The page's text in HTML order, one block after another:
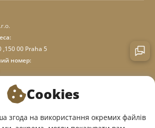
,150 00 Praha 5
номер:
Cookies
згода на використання окремих файлів